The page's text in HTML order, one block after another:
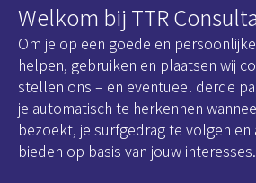
Onze
Disclaimer
Cookie
Welkom bij TTR
Om je op een goede en
helpen, gebruiken en plaatsen wij
stellen ons – en eventueel derde
je automatisch te herkennen
bezoekt, je surfgedrag te volgen en
bieden op basis van jouw interesses.